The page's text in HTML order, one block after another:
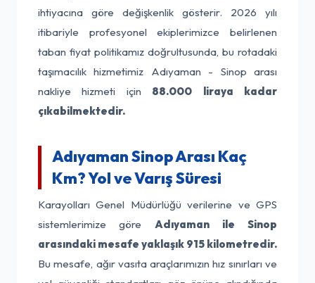
ihtiyacına göre değişkenlik gösterir. 2026 yılı
itibariyle profesyonel ekiplerimizce belirlenen
taban fiyat politikamız doğrultusunda, bu rotadaki
taşımacılık hizmetimiz Adıyaman - Sinop arası
nakliye hizmeti için 88.000 liraya kadar
çıkabilmektedir.
Adıyaman Sinop Arası Kaç
Km? Yol ve Varış Süresi
Karayolları Genel Müdürlüğü verilerine ve GPS
sistemlerimize göre Adıyaman ile Sinop
arasındaki mesafe yaklaşık 915 kilometredir.
Bu mesafe, ağır vasıta araçlarımızın hız sınırları ve